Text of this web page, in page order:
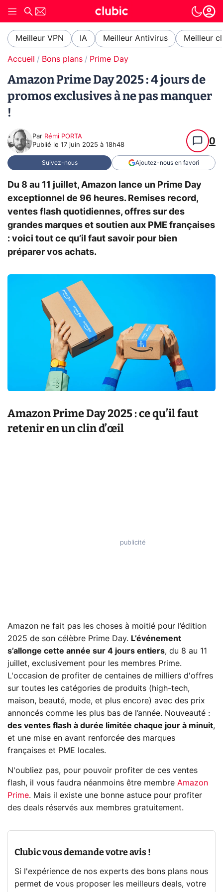
Meilleur VPN IA Meilleur Antivirus Meilleur
Accueil Bons plans Prime Day
Amazon Prime Day 2025 : 4 jours de
promos exclusives à ne pas manquer
!
Par Rémi PORTA
Publié le 17 juin 2025 à 18h48 0
Suivez-nous Ajoutez-nous en favori
Du 8 au 11 juillet, Amazon lance un Prime Day
exceptionnel de 96 heures. Remises record,
ventes flash quotidiennes, offres sur des
grandes marques et soutien aux PME françaises
: voici tout ce qu’il faut savoir pour bien
préparer vos achats.
Amazon Prime Day 2025 : ce qu’il faut
retenir en un clin d’œil
Amazon ne fait pas les choses à moitié pour l’édition
2025 de son célèbre Prime Day. L’événement
s’allonge cette année sur 4 jours entiers, du 8 au 11
juillet, exclusivement pour les membres Prime.
L'occasion de profiter de centaines de milliers d'offres
sur toutes les catégories de produits (high-tech,
maison, beauté, mode, et plus encore) avec des prix
annoncés comme les plus bas de l’année. Nouveauté :
des ventes flash à durée limitée chaque jour à minuit,
et une mise en avant renforcée des marques
françaises et PME locales.
N'oubliez pas, pour pouvoir profiter de ces ventes
flash, il vous faudra néanmoins être membre Amazon
Prime. Mais il existe une bonne astuce pour profiter
des deals réservés aux membres gratuitement.
Clubic vous demande votre avis !
Si l'expérience de nos experts des bons plans nous
permet de vous proposer les meilleurs deals, votre